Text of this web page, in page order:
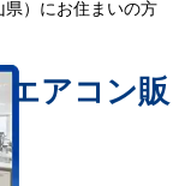
県）にお住まいの方
アコン販